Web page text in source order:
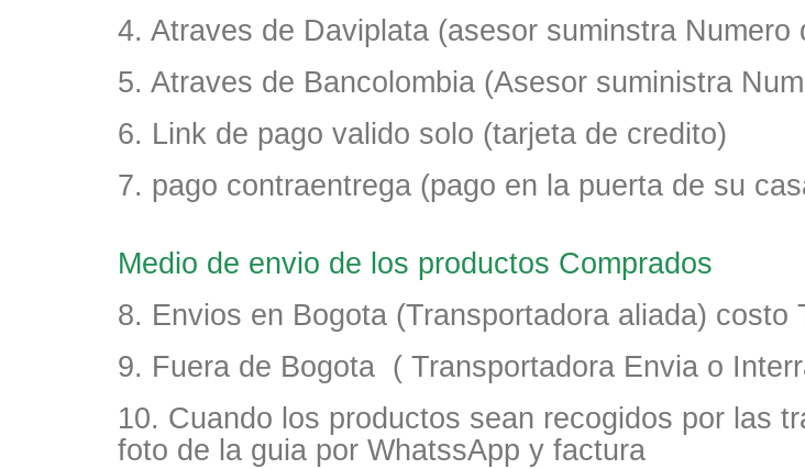
4. Atraves de Daviplata (asesor suminstra Numero
5. Atraves de Bancolombia (Asesor suministra
6. Link de pago valido solo (tarjeta de credito)
7. pago contraentrega (pago en la puerta de su
Medio de envio de los productos Comprados
8. Envios en Bogota (Transportadora aliada) costo
9. Fuera de Bogota ( Transportadora Envia o
10. Cuando los productos sean recogidos por las
foto de la guia por WhatssApp y factura